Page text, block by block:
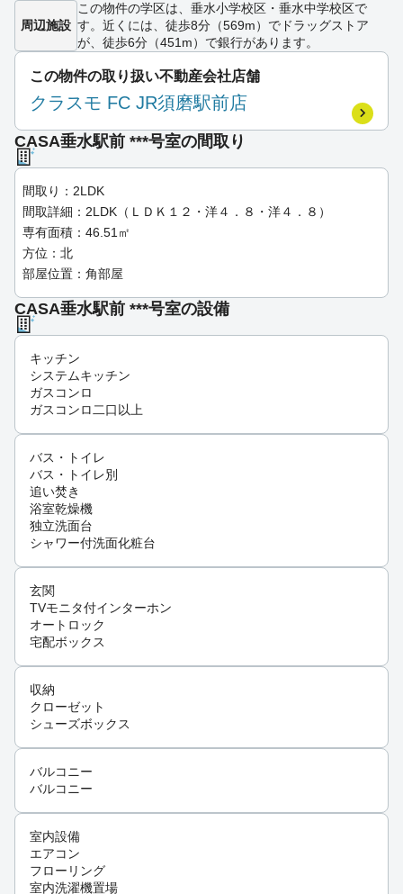
周辺施設
この物件の学区は、垂水小学校区・垂水中学校区で
す。近くには、徒歩8分（569m）でドラッグストア
が、徒歩6分（451m）で銀行があります。
この物件の取り扱い不動産会社店舗
クラスモ FC JR須磨駅前店
CASA垂水駅前 ***号室の間取り
間取り：2LDK
間取詳細：2LDK（ＬＤＫ１２・洋４．８・洋４．８）
専有面積：46.51㎡
方位：北
部屋位置：角部屋
CASA垂水駅前 ***号室の設備
キッチン
システムキッチン
ガスコンロ
ガスコンロ二口以上
バス・トイレ
バス・トイレ別
追い焚き
浴室乾燥機
独立洗面台
シャワー付洗面化粧台
玄関
TVモニタ付インターホン
オートロック
宅配ボックス
収納
クローゼット
シューズボックス
バルコニー
バルコニー
室内設備
エアコン
フローリング
室内洗濯機置場